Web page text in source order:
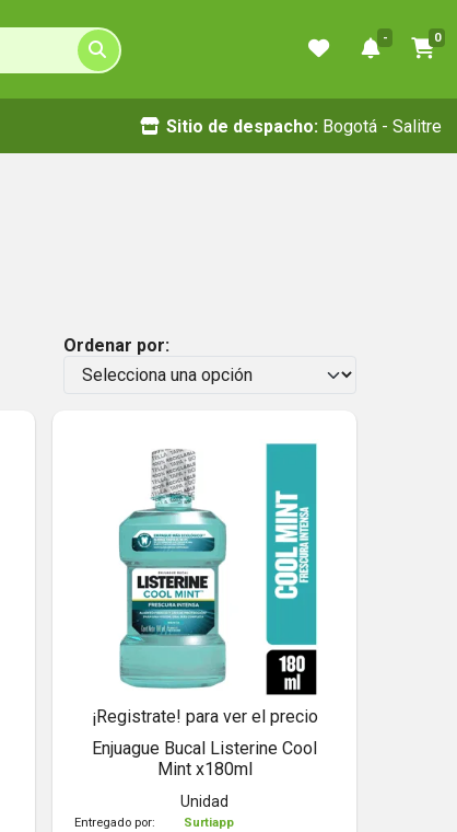
- 0
Sitio de despacho: Bogotá - Salitre
Ordenar por:
¡Registrate! para ver el precio
Enjuague Bucal Listerine Cool
Mint x180ml
Unidad
Entregado por: Surtiapp